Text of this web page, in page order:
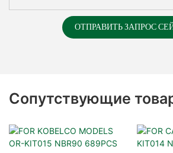
ОТПРАВИТЬ ЗАПРОС
Сопутствующие